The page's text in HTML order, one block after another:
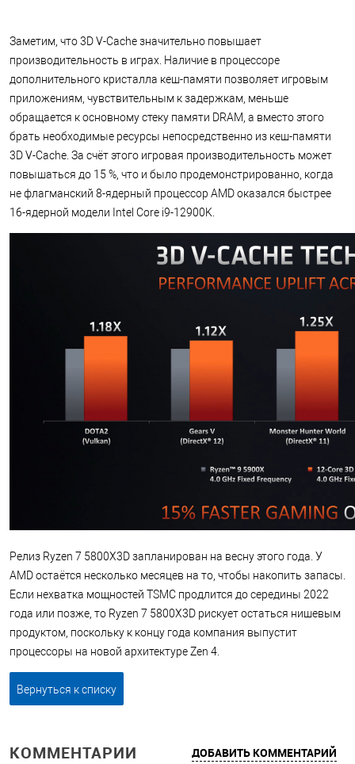
Заметим, что 3D V-Cache значительно повышает
производительность в играх. Наличие в процессоре
дополнительного кристалла кеш-памяти позволяет игровым
приложениям, чувствительным к задержкам, меньше
обращается к основному стеку памяти DRAM, а вместо этого
брать необходимые ресурсы непосредственно из кеш-памяти
3D V-Cache. За счёт этого игровая производительность может
повышаться до 15 %, что и было продемонстрированно, когда
не флагманский 8-ядерный процессор AMD оказался быстрее
16-ядерной модели Intel Core i9-12900K.
Релиз Ryzen 7 5800X3D запланирован на весну этого года. У
AMD остаётся несколько месяцев на то, чтобы накопить запасы.
Если нехватка мощностей TSMC продлится до середины 2022
года или позже, то Ryzen 7 5800X3D рискует остаться нишевым
продуктом, поскольку к концу года компания выпустит
процессоры на новой архитектуре Zen 4.
Вернуться к списку
КОММЕНТАРИИ ДОБАВИТЬ КОММЕНТАРИЙ